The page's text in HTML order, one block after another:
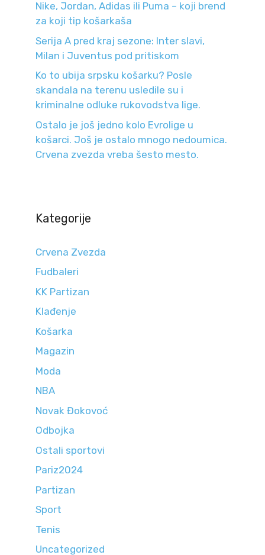
Nike, Jordan, Adidas ili Puma – koji brend
za koji tip košarkaša
Serija A pred kraj sezone: Inter slavi,
Milan i Juventus pod pritiskom
Ko to ubija srpsku košarku? Posle
skandala na terenu usledile su i
kriminalne odluke rukovodstva lige.
Ostalo je još jedno kolo Evrolige u
košarci. Još je ostalo mnogo nedoumica.
Crvena zvezda vreba šesto mesto.
Kategorije
Crvena Zvezda
Fudbaleri
KK Partizan
Klađenje
Košarka
Magazin
Moda
NBA
Novak Đokovoć
Odbojka
Ostali sportovi
Pariz2024
Partizan
Sport
Tenis
Uncategorized